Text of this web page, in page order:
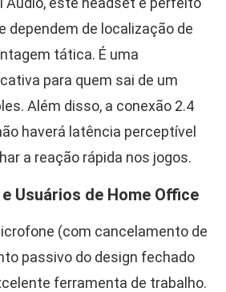
dependem de localização de
tática. É uma
para quem sai de um
Além disso, a conexão 2.4
haverá latência perceptível
a reação rápida nos jogos.
Usuários de Home Office
(com cancelamento de
passivo do design fechado
ferramenta de trabalho.